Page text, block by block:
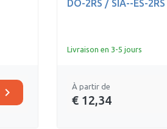
chevron_right
DO-2RS / SIA--ES-2RS
Livraison en 3-5 jours
À partir de
€ 12,34